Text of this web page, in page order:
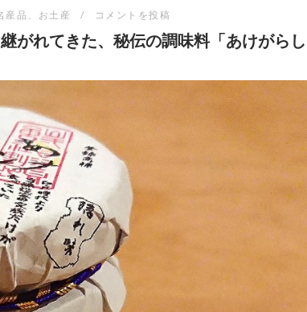
産品、お土産 コメントを投稿
がれてきた、秘伝の調味料「あけがら